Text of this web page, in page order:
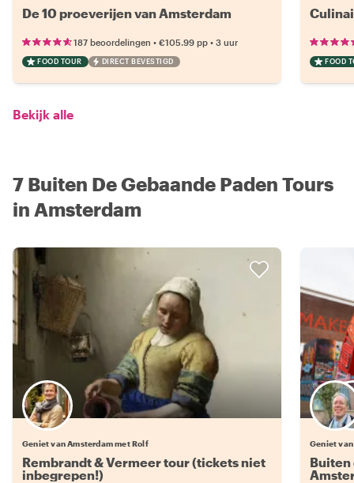
De 10 proeverijen van Amsterdam
187 beoordelingen • €105.99 pp • 3 uur
FOOD TOUR DIRECT BEVESTIGD FOOD
Bekijk alle
7 Buiten De Gebaande Paden Tours
in Amsterdam
Geniet van Amsterdam met Rolf
Rembrandt & Vermeer tour (tickets niet
inbegrepen!)
Geniet
Buiten